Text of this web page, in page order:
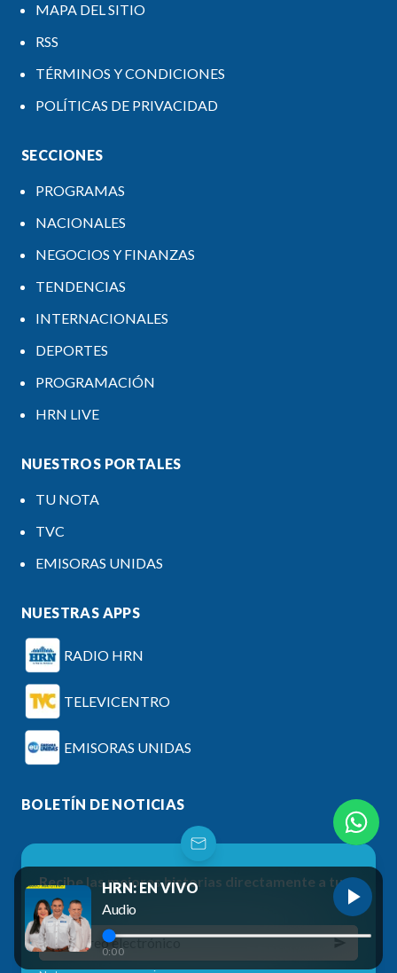
MAPA DEL SITIO
RSS
TÉRMINOS Y CONDICIONES
POLÍTICAS DE PRIVACIDAD
SECCIONES
PROGRAMAS
NACIONALES
NEGOCIOS Y FINANZAS
TENDENCIAS
INTERNACIONALES
DEPORTES
PROGRAMACIÓN
HRN LIVE
NUESTROS PORTALES
TU NOTA
TVC
EMISORAS UNIDAS
NUESTRAS APPS
RADIO HRN
TELEVICENTRO
EMISORAS UNIDAS
BOLETÍN DE NOTICIAS
Recibe las mejores historias directamente a tu
correo
HRN: EN VIVO
Audio
0:00